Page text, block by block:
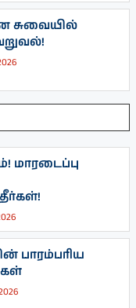
சுவையில்
பாரம்பரிய